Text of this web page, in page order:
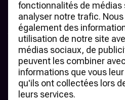
fonctionnalités de médias
analyser notre trafic.
également des
utilisation de notre site
médias sociaux, de
peuvent les combiner
informations que vous
qu'ils ont collectées lors
leurs services.
lundi 7
Amsterdam
La 22e édition du AUMACON
le marché néerlandais sera
exclusif National Dealerholding
Amsterdam le lundi 7 septembre